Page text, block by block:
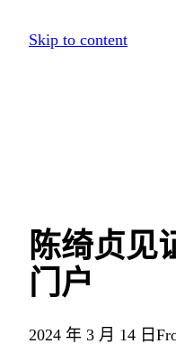
跳
Skip to content
陈绮贞见
门户
2024 年 3 月 14 日